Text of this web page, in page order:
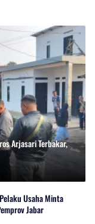
Arjasari Terbakar,
Usaha Minta
Jabar